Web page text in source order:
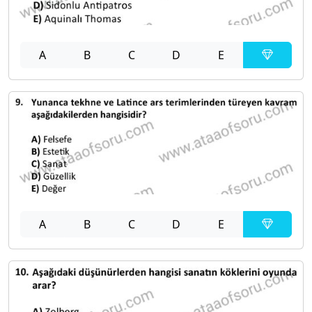
A B C D E
A B C D E